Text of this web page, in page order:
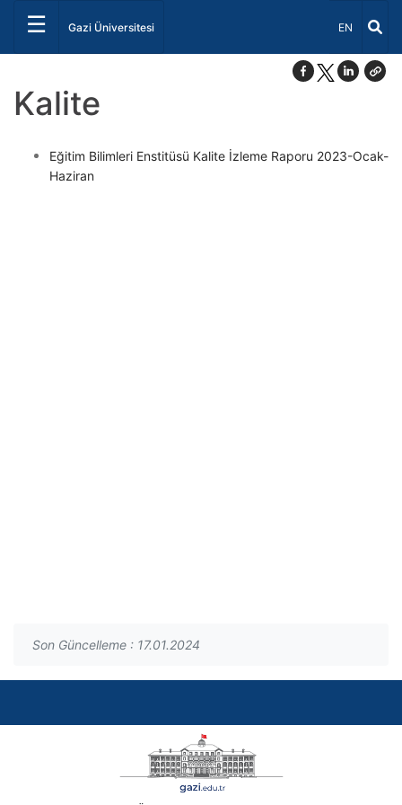
☰ Gazi Üniversitesi Dil Seçiniz
EN
Kalite
Eğitim Bilimleri Enstitüsü Kalite İzleme Raporu 2023-Ocak-
Haziran
Son Güncelleme : 17.01.2024